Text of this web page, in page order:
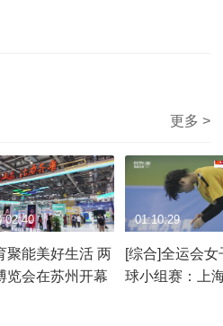
更多 >
聚能美好生活 两
览会在苏州开幕
[综合]全运会女
球小组赛：上
01:10:29